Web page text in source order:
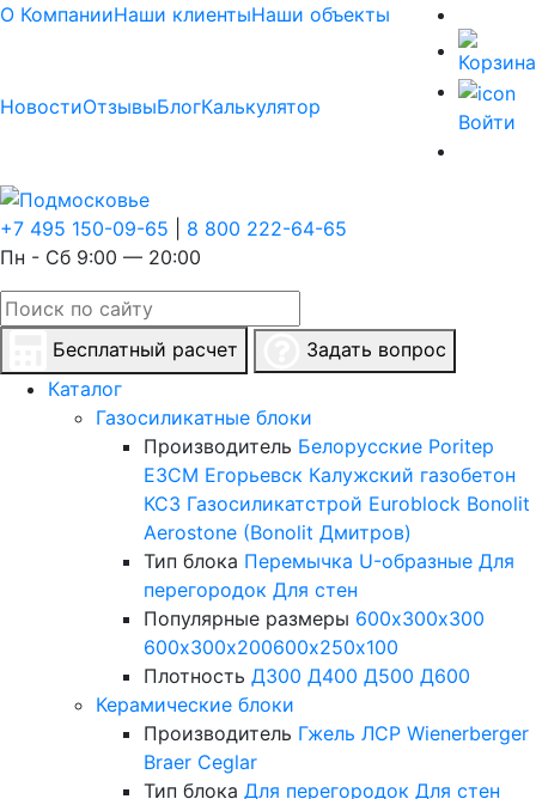
О КомпанииНаши клиентыНаши объекты
НовостиОтзывыБлогКалькулятор
Войти
+7 495 150-09-65
8 800 222-64-65
Пн - Сб 9:00 — 20:00
Бесплатный расчет
Задать вопрос
Каталог
Газосиликатные блоки
Производитель Белорусские Poritep
ЕЗСМ Егорьевск Калужский газобетон
КСЗ Газосиликатстрой Euroblock Bonolit
Aerostone (Bonolit Дмитров)
Тип блока Перемычка U-образные Для
перегородок Для стен
Популярные размеры 600х300х300
600х300х200600х250х100
Плотность Д300 Д400 Д500 Д600
Керамические блоки
Производитель Гжель ЛСР Wienerberger
Braer Ceglar
Тип блока Для перегородок Для стен